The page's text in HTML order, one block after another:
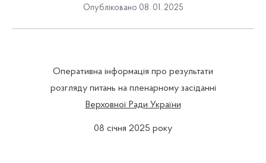
Опубліковано 08. 01. 2025
Оперативна інформація про результати
розгляду питань на пленарному засіданні
Верховної Ради України
08 січня 2025 року